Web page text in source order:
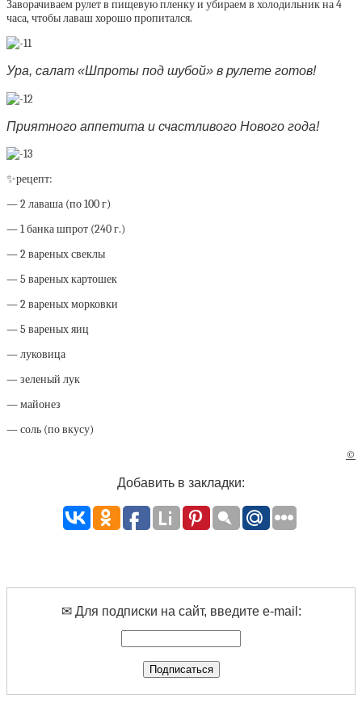
Заворачиваем рулет в пищевую пленку и убираем в холодильник на 4
часа, чтобы лаваш хорошо пропитался.
Ура, салат «Шпроты под шубой» в рулете готов!
Приятного аппетита и счастливого Нового года!
✨рецепт:
— 2 лаваша (по 100 г)
— 1 банка шпрот (240 г.)
— 2 вареных свеклы
— 5 вареных картошек
— 2 вареных морковки
— 5 вареных яиц
— луковица
— зеленый лук
— майонез
— соль (по вкусу)
©
Добавить в закладки:
✉ Для подписки на сайт, введите e-mail: